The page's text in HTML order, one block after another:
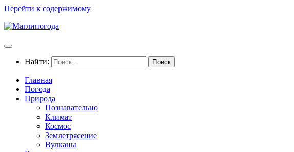
Перейти к содержимому
Найти:
Главная
Погода
Природа
Познавательно
Климат
Космос
Землетрясение
Вулканы